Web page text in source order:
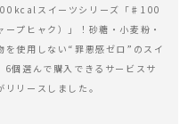
スイーツシリーズ「♯100
ープヒャク）」！砂糖・小麦粉・
を使用しない“罪悪感ゼロ”のスイ
6個選んで購入できるサービスサ
リリースしました。